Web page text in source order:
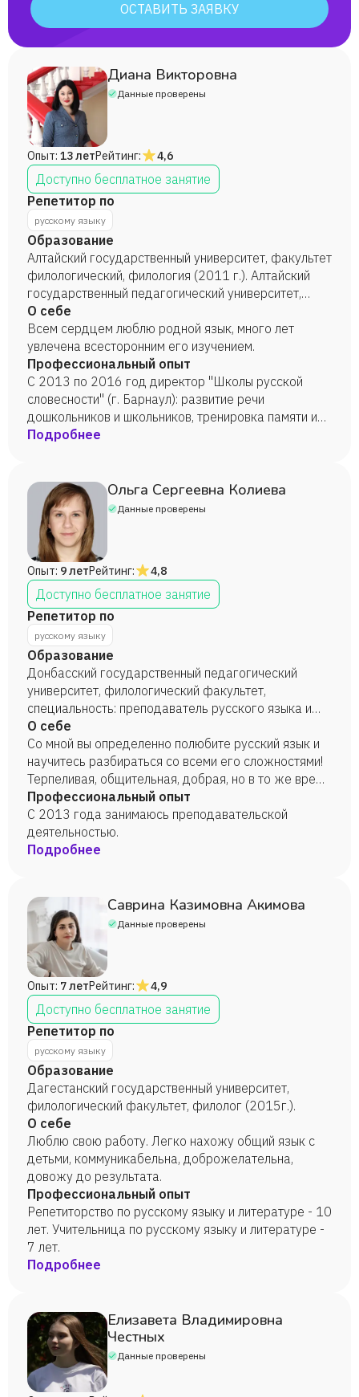
ОСТАВИТЬ ЗАЯВКУ
Диана Викторовна
Данные проверены
Опыт: 13 летРейтинг: 4,6
Доступно бесплатное занятие
Репетитор по
русскому языку
Образование
Алтайский государственный университет, факультет
филологический, филология (2011 г.). Алтайский
государственный педагогический университет,
факультет филологический,теория и методика
преподавания русского языка и литературы (2020
г.).
О себе
Всем сердцем люблю родной язык, много лет
увлечена всесторонним его изучением.
Профессиональный опыт
С 2013 по 2016 год директор "Школы русской
словесности" (г. Барнаул): развитие речи
дошкольников и школьников, тренировка памяти и
внимания, уроки грамотного письма. с 2016 г по
занимаюсь репетиторством по русскому языку. В
2020 г. создала курс онлайн-занятий "Пишу
грамотно" для учащихся начальной школы.
Подробнее
Ольга Сергеевна Колиева
Данные проверены
Опыт: 9 летРейтинг: 4,8
Доступно бесплатное занятие
Репетитор по
русскому языку
Образование
Донбасский государственный педагогический
университет, филологический факультет,
специальность: преподаватель русского языка и
литературы, 2013 год.
О себе
Со мной вы определенно полюбите русский язык и
научитесь разбираться со всеми его сложностями!
Терпеливая, общительная, добрая, но в то же время
требовательная, готова оказать моральную и
эмоциональную поддержку ребенку.
Профессиональный опыт
С 2013 года занимаюсь преподавательской
деятельностью.
Подробнее
Саврина Казимовна Акимова
Данные проверены
Опыт: 7 летРейтинг: 4,9
Доступно бесплатное занятие
Репетитор по
русскому языку
Образование
Дагестанский государственный университет,
филологический факультет, филолог (2015г.).
О себе
Люблю свою работу. Легко нахожу общий язык с
детьми, коммуникабельна, доброжелательна,
довожу до результата.
Профессиональный опыт
Репетиторство по русскому языку и литературе - 10
лет. Учительница по русскому языку и литературе -
7 лет.
Подробнее
Елизавета Владимировна
Честных
Данные проверены